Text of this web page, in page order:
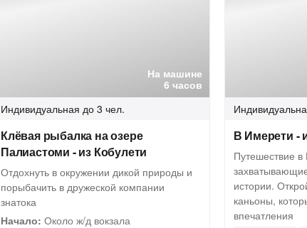
На машине
6 часов
Индивидуальная до 3 чел.
Клёвая рыбалка на озере
Палиастоми - из Кобулети
Отдохнуть в окружении дикой природы и
порыбачить в дружеской компании
знатока
Начало: Около ж/д вокзала
В Имерети -
Путешествие
истории.
каньоны,
впечатления